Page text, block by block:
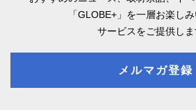
「GLOBE+」を一層お楽し
サービスをご提供しま
メルマガ登録